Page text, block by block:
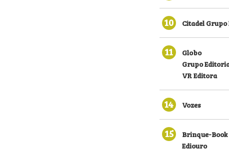
10 Citadel
11
Globo
Grupo
VR Editora
14 Vozes
15
Brinque-Book
Ediouro